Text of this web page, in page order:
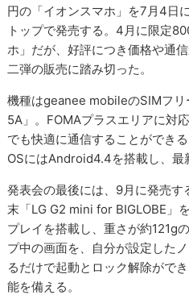
円の「イオンスマホ」を7月4日
トップで発売する。4月に限定
ホ」だが、好評につき価格や通
二弾の販売に踏み切った。
機種はgeanee mobileのSIMフ
5A」。FOMAプラスエリアに対
でも快適に通信することができ
OSにはAndroid4.4を搭載し、最
発表会の最後には、9月に発売す
末「LG G2 mini for BIGLOBE」
プレイを搭載し、重さが約121g
プ中の画面を、自分が設定した
るだけで起動とロック解除がで
能を備える。